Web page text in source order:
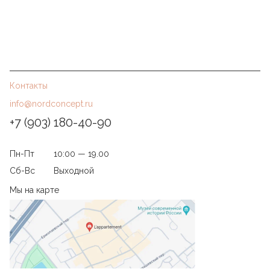
Контакты
info@nordconcept.ru
+7 (903) 180-40-90
Пн-Пт
10:00 — 19.00
Сб-Вс
Выходной
Мы на карте